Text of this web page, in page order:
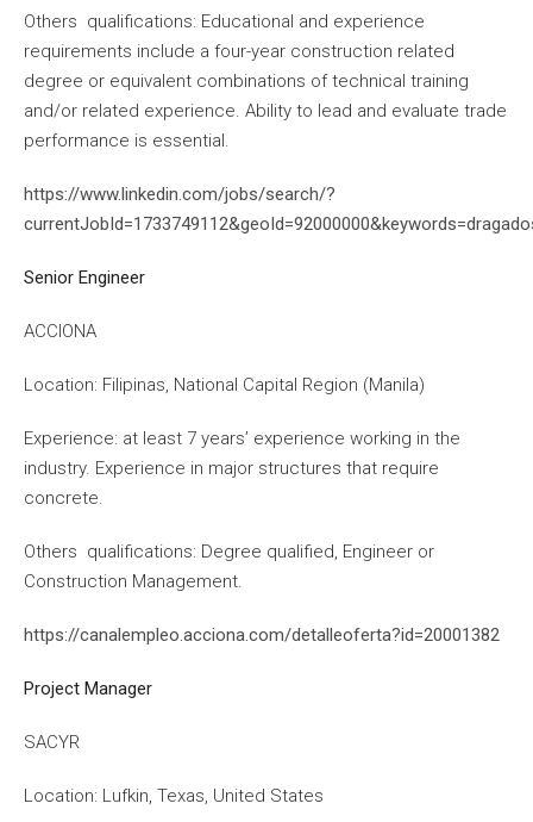
Others qualifications: Educational and experience
requirements include a four-year construction related
degree or equivalent combinations of technical training
and/or related experience. Ability to lead and evaluate trade
performance is essential.
https://www.linkedin.com/jobs/search/?
Senior Engineer
ACCIONA
Location: Filipinas, National Capital Region (Manila)
Experience: at least 7 years’ experience working in the
industry. Experience in major structures that require
concrete.
Others qualifications: Degree qualified, Engineer or
Construction Management.
https://canalempleo.acciona.com/detalleoferta?id=20001382
Project Manager
SACYR
Location: Lufkin, Texas, United States